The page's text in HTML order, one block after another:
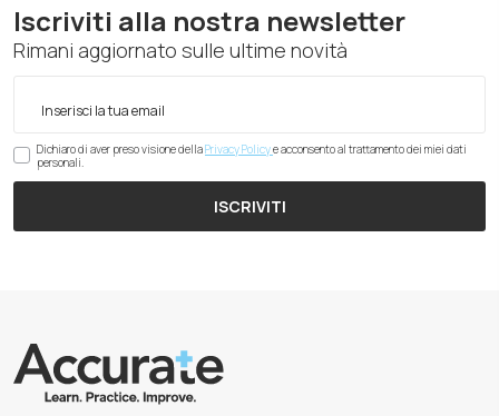
Iscriviti alla nostra newsletter
Rimani aggiornato sulle ultime novità
Dichiaro di aver preso visione dellaPrivacy Policye acconsento al trattamento dei miei dati
personali.
ISCRIVITI